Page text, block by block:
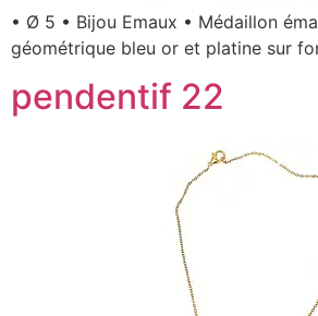
• Ø 5 • Bijou Emaux • Médaillon
géométrique bleu or et platine sur
pendentif 22